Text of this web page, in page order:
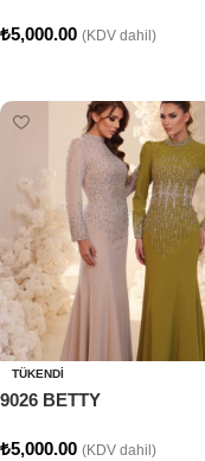
₺5,000.00 (KDV dahil)
TÜKENDI
9026 BETTY
₺5,000.00 (KDV dahil)